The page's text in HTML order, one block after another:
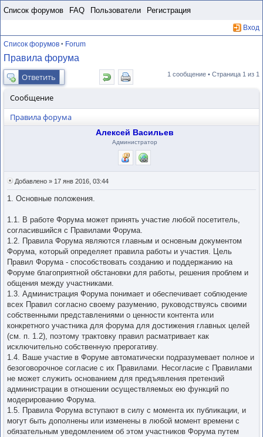
Список форумов FAQ Пользователи Регистрация
Вход
Список форумов • Forum
Правила форума
Ответить 1 сообщение • Страница 1 из 1
Сообщение
Правила форума
Алексей Васильев
Администратор
Добавлено » 17 янв 2016, 03:44
1. Основные положения.
1.1. В работе Форума может принять участие любой посетитель,
согласившийся с Правилами Форума.
1.2. Правила Форума являются главным и основным документом
Форума, который определяет правила работы и участия. Цель
Правил Форума - способствовать созданию и поддержанию на
Форуме благоприятной обстановки для работы, решения проблем и
общения между участниками.
1.3. Администрация Форума понимает и обеспечивает соблюдение
всех Правил согласно своему разумению, руководствуясь своими
собственными представлениями о ценности контента или
конкретного участника для форума для достижения главных целей
(см. п. 1.2), поэтому трактовку правил расматривает как
исключительно собственную прерогативу.
1.4. Ваше участие в Форуме автоматически подразумевает полное и
безоговорочное согласие с их Правилами. Несогласие с Правилами
не может служить основанием для предъявления претензий
администрации в отношении осуществляемых ею функций по
модерированию Форума.
1.5. Правила Форума вступают в силу с момента их публикации, и
могут быть дополнены или изменены в любой момент времени с
обязательным уведомлением об этом участников Форума путем